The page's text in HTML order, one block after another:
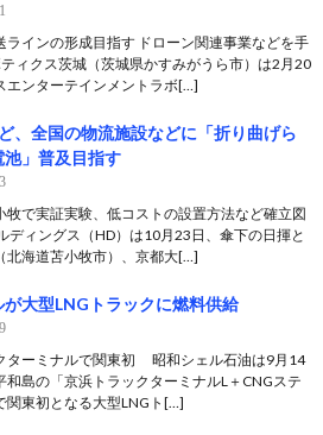
ラインの形成目指す ドローン関連事業などを手
ィクス茨城（茨城県かすみがうら市）は2月20
エンターテインメントラボ[…]
、全国の物流施設などに「折り曲げら
」普及目指す
牧で実証実験、低コストの設置方法など確立図
ディングス（HD）は10月23日、傘下の日揮と
北海道苫小牧市）、京都大[…]
が大型LNGトラックに燃料供給
ターミナルで関東初 昭和シェル石油は9月14
和島の「京浜トラックターミナルL＋CNGステ
関東初となる大型LNGト[…]